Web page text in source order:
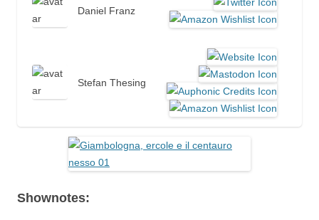
Daniel Franz
Stefan Thesing
Shownotes: